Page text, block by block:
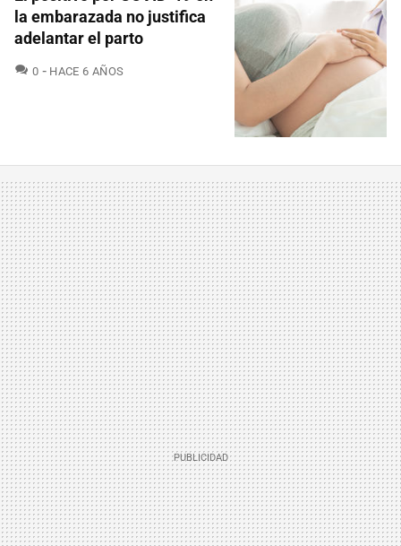
la embarazada no justifica
adelantar el parto
0 COMENTARIOS
HACE 6 AÑOS